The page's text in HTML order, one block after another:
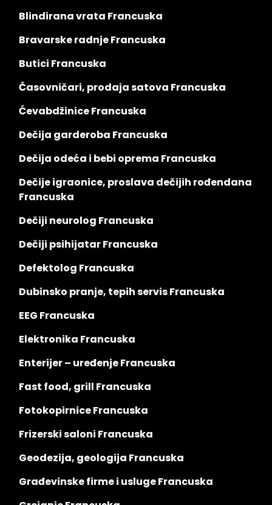
Blindirana vrata Francuska
Bravarske radnje Francuska
Butici Francuska
Časovničari, prodaja satova Francuska
Ćevabdžinice Francuska
Dečija garderoba Francuska
Dečija odeća i bebi oprema Francuska
Dečije igraonice, proslava dečijih rođendana
Francuska
Dečiji neurolog Francuska
Dečiji psihijatar Francuska
Defektolog Francuska
Dubinsko pranje, tepih servis Francuska
EEG Francuska
Elektronika Francuska
Enterijer – uređenje Francuska
Fast food, grill Francuska
Fotokopirnice Francuska
Frizerski saloni Francuska
Geodezija, geologija Francuska
Građevinske firme i usluge Francuska